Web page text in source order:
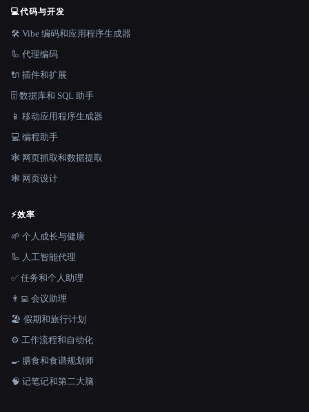
💻代码与开发
🛠️ Vibe 编码和应用程序生成器
🦾 代理编码
🔌 插件和扩展
🗄️ 数据库和 SQL 助手
📱 移动应用程序生成器
💻 编程助手
🕸️ 网页抓取和数据提取
🕸 网页设计
⚡效率
🌱 个人成长与健康
🦾 人工智能代理
✅ 任务和个人助理
👨‍💻 会议助理
🏖 假期和旅行计划
⚙️ 工作流程和自动化
🍳 膳食和食谱规划师
🧠 记笔记和第二大脑